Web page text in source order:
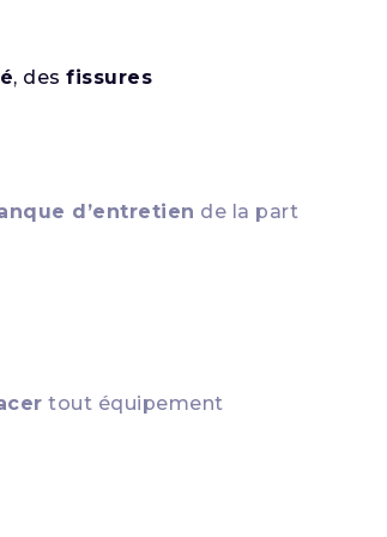
, desfissures
d’entretien de la part
tout équipement